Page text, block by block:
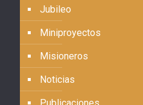
Jubileo
Miniproyectos
Misioneros
Noticias